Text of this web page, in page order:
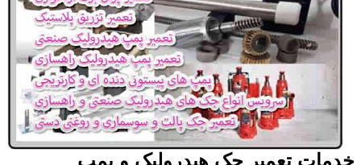
خدمات تعمیر جک هیدرولیک و پمپ